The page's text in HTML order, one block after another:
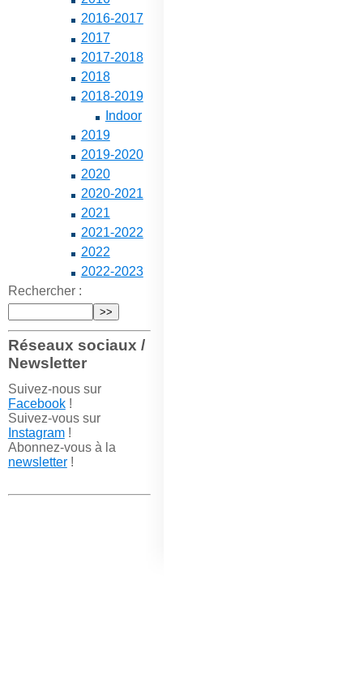
2016-2017
2017
2017-2018
2018
2018-2019
Indoor
2019
2019-2020
2020
2020-2021
2021
2021-2022
2022
2022-2023
Rechercher :
Réseaux sociaux /
Newsletter
Suivez-nous sur
Facebook!
Suivez-vous sur
Instagram!
Abonnez-vous à la
newsletter!